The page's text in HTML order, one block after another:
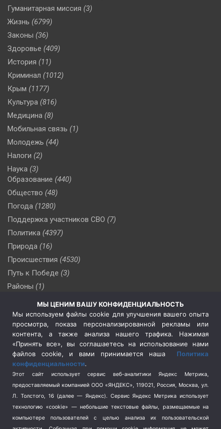
Гуманитарная миссия (3)
Жизнь (6799)
Законы (36)
Здоровье (409)
История (11)
Криминал (1012)
Крым (1177)
Культура (816)
Медицина (8)
Мобильная связь (1)
Молодежь (44)
Налоги (2)
Наука (3)
Образование (440)
Общество (48)
Погода (1280)
Поддержка участников СВО (7)
Политика (4397)
Природа (16)
Происшествия (4530)
Путь к Победе (3)
Районы (1)
Сельское хозяйство (3)
Социальная политика
(3)
Спецоперация в Украине
Спецоперация на Украине
(404)
Спорт (740)
Терроризм (1)
Транспорт (262)
Туризм (178)
МЫ ЦЕНИМ ВАШУ КОНФИДЕНЦИАЛЬНОСТЬ
Мы используем файлы cookie для улучшения вашего опыта
просмотра, показа персонализированной рекламы или
контента, а также анализа нашего трафика. Нажимая
«Принять все», вы соглашаетесь на использование нами
файлов cookie, и вами принимается наша Политика
конфиденциальности.
Этот сайт использует сервис веб-аналитики Яндекс Метрика,
предоставляемый компанией ООО «ЯНДЕКС», 119021, Россия, Москва, ул.
Л. Толстого, 16 (далее — Яндекс). Сервис Яндекс Метрика использует
технологию «cookie» — небольшие текстовые файлы, размещаемые на
компьютере пользователей с целью анализа их пользовательской